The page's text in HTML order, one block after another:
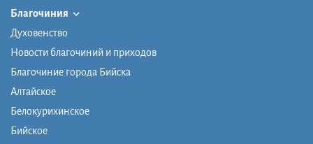
Благочиния
Духовенство
Новости благочиний и приходов
Благочиние города Бийска
Алтайское
Белокурихинское
Бийское